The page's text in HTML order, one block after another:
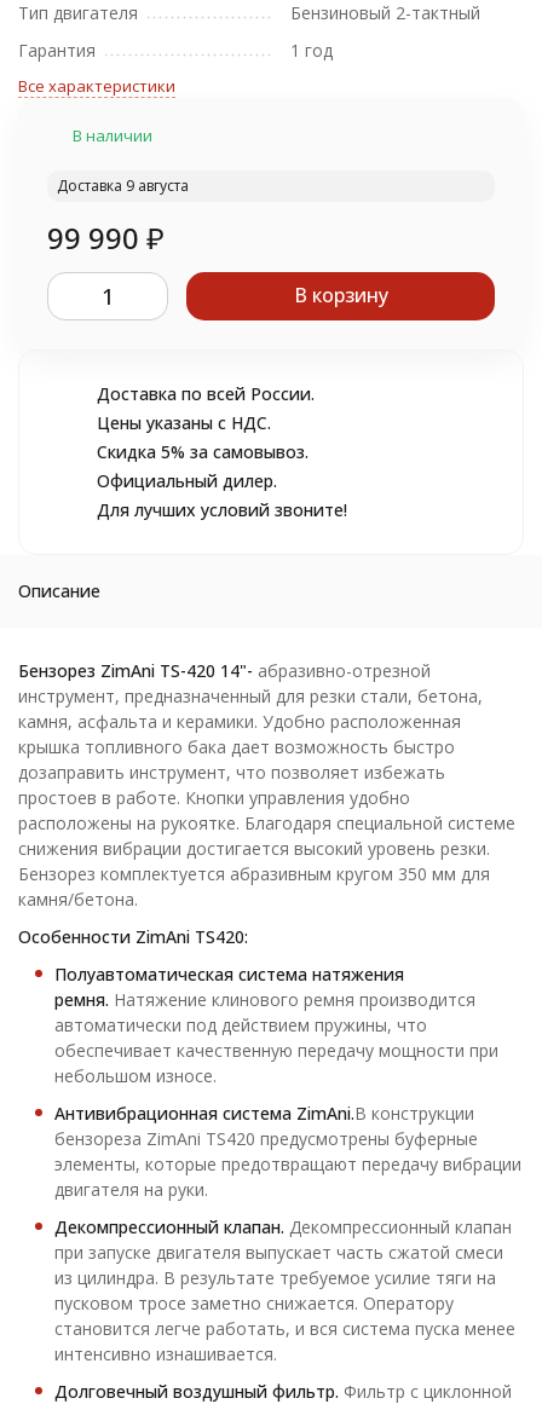
Тип двигателя
Бензиновый 2-тактный
Гарантия
1 год
Все характеристики
В наличии
Доставка 9 августа
99 990 ₽
В корзину
Доставка по всей России.
Цены указаны с НДС.
Скидка 5% за самовывоз.
Официальный дилер.
Для лучших условий звоните!
Описание
Бензорез ZimAni TS-420 14"- абразивно-отрезной
инструмент, предназначенный для резки стали, бетона,
камня, асфальта и керамики. Удобно расположенная
крышка топливного бака дает возможность быстро
дозаправить инструмент, что позволяет избежать
простоев в работе. Кнопки управления удобно
расположены на рукоятке. Благодаря специальной системе
снижения вибрации достигается высокий уровень резки.
Бензорез комплектуется абразивным кругом 350 мм для
камня/бетона.
Особенности ZimAni TS420:
Полуавтоматическая система натяжения
ремня. Натяжение клинового ремня производится
автоматически под действием пружины, что
обеспечивает качественную передачу мощности при
небольшом износе.
Антивибрационная система ZimAni.В конструкции
бензореза ZimAni TS420 предусмотрены буферные
элементы, которые предотвращают передачу вибрации
двигателя на руки.
Декомпрессионный клапан. Декомпрессионный клапан
при запуске двигателя выпускает часть сжатой смеси
из цилиндра. В результате требуемое усилие тяги на
пусковом тросе заметно снижается. Оператору
становится легче работать, и вся система пуска менее
интенсивно изнашивается.
Долговечный воздушный фильтр. Фильтр с циклонной